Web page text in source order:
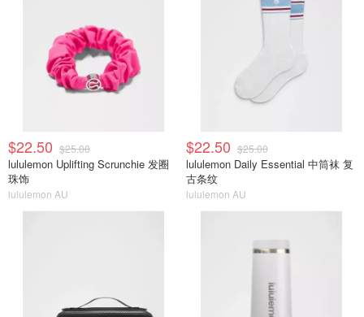
$22.50 $25.00
lululemon Uplifting Scrunchie 发圈
珠饰
lululemon AU
$22.50 $25.00
lululemon Daily Essential 中筒袜 复
古条纹
lululemon AU